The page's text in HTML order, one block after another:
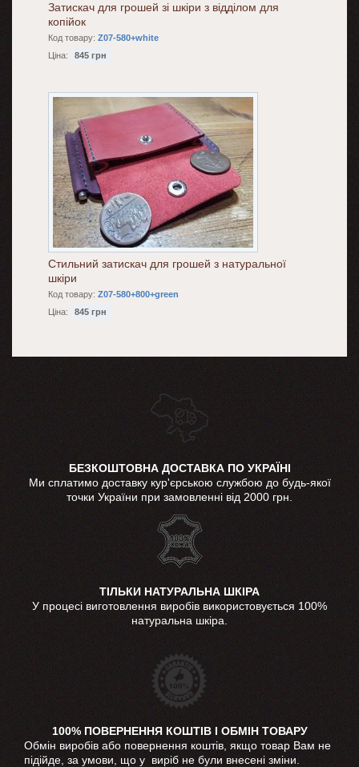
Затискач для грошей зі шкіри з відділом для
копійок
Код товару: Z07-580+white
Ціна:
845 грн
Стильний затискач для грошей з натуральної
шкіри
Код товару: Z07-580+800+green
Ціна:
845 грн
БЕЗКОШТОВНА ДОСТАВКА ПО УКРАЇНІ
Ми сплатимо доставку кур'єрською службою до будь-якої
точки України при замовленні від 2000 грн.
ТІЛЬКИ НАТУРАЛЬНА ШКІРА
У процесі виготовлення виробів використовується 100%
натуральна шкіра.
100% ПОВЕРНЕННЯ КОШТІВ І ОБМІН ТОВАРУ
Обмін виробів або повернення коштів, якщо товар Вам не
підійде, за умови, що у виріб не були внесені зміни.